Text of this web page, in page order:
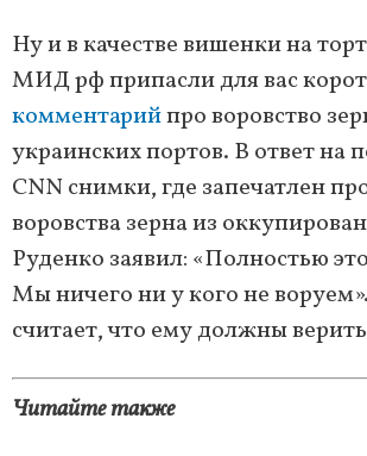
Ну и в качестве вишенки на
МИД рф припасли для вас
комментарийпро воровство
украинских портов. В ответ на
CNN снимки, где запечатлен
воровства зерна из
Руденко заявил: «Полностью
Мы ничего ни у кого не
считает, что ему должны
Читайте также